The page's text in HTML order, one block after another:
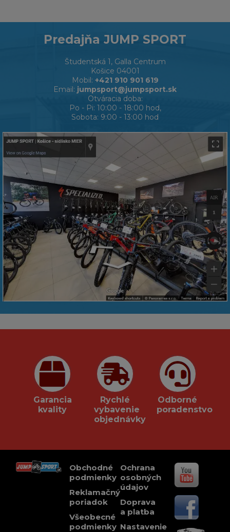
Predajňa JUMP SPORT
Študentská 1, Galla Centrum
Košice 04001
Mobil: +421 910 901 619
Email: jumpsport@jumpsport.sk
Otváracia doba:
Po - Pi: 10:00 - 18:00 hod,
Sobota: 9:00 - 13:00 hod
Garancia
kvality
Rychlé
vybavenie
objednávky
Odborné
poradenstvo
Obchodné
podmienky
Reklamačný
poriadok
Všeobecné
podmienky
Ochrana
osobných
údajov
Doprava
a platba
Nastavenie